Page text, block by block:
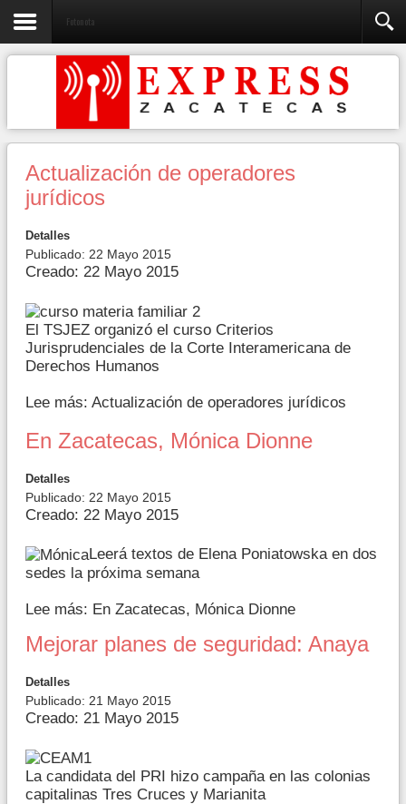
Fotonota
Actualización de operadores
jurídicos
Detalles
Publicado: 22 Mayo 2015
Creado: 22 Mayo 2015
El TSJEZ organizó el curso Criterios
Jurisprudenciales de la Corte Interamericana de
Derechos Humanos
Lee más: Actualización de operadores jurídicos
En Zacatecas, Mónica Dionne
Detalles
Publicado: 22 Mayo 2015
Creado: 22 Mayo 2015
Leerá textos de Elena Poniatowska en dos
sedes la próxima semana
Lee más: En Zacatecas, Mónica Dionne
Mejorar planes de seguridad: Anaya
Detalles
Publicado: 21 Mayo 2015
Creado: 21 Mayo 2015
La candidata del PRI hizo campaña en las colonias
capitalinas Tres Cruces y Marianita